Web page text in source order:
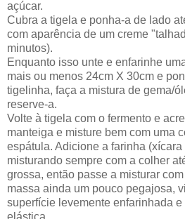
açúcar.
Cubra a tigela e ponha-a de lado
com aparência de um creme
minutos).
Enquanto isso unte e enfarinhe
mais ou menos 24cm X 30cm e
tigelinha, faça a mistura de gema/
reserve-a.
Volte à tigela com o fermento e
manteiga e misture bem com uma
espátula. Adicione a farinha (xícara
misturando sempre com a colher
grossa, então passe a misturar
massa ainda um pouco pegajosa,
superfície levemente enfarinhada